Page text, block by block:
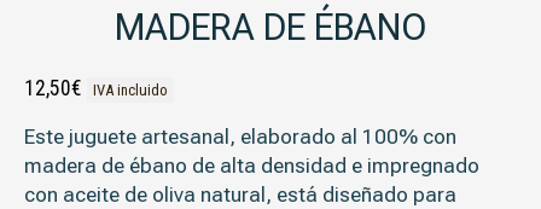
MADERA DE ÉBANO
12,50€ IVA incluido
Este juguete artesanal, elaborado al 100% con
madera de ébano de alta densidad e impregnado
con aceite de oliva natural, está diseñado para